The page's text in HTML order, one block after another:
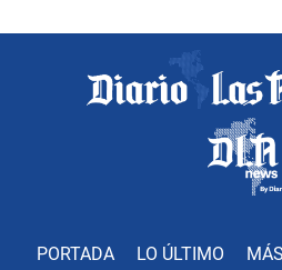
PORTADA LO ÚLTIMO